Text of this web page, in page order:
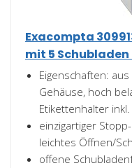
Exacompta
mit 5 Schubladen
Eigenschaften:
Gehäuse, hoch
Etikettenhalter
einzigartiger
leichtes Öffnen/
offene